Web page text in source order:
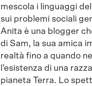
mescola i linguaggi
sui problemi sociali
Anita è una blogger
di Sam, la sua amica
realtà fino a quando
l’esistenza di una
pianeta Terra. Lo